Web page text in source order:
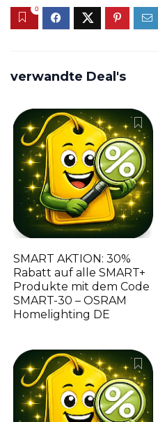
0
verwandte Deal's
SMART AKTION: 30%
Rabatt auf alle SMART+
Produkte mit dem Code
SMART-30 – OSRAM
Homelighting DE